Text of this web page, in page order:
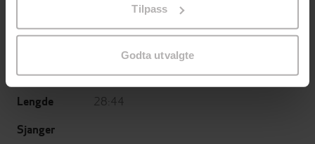
Tilpass
Godta utvalgte
(innleser)
Hodder & Stoughton
Utgitt 20.03.2018
Lengde 28:44
Sjanger